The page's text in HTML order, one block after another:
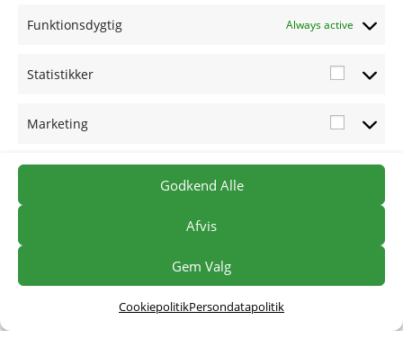
Funktionsdygtig Always active
Statistikker
Marketing
Godkend Alle
Afvis
Gem Valg
CookiepolitikPersondatapolitik